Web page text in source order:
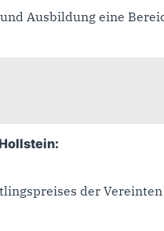
Ausbildung eine
der Vereinten